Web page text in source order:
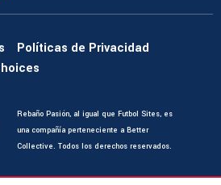
Políticas de Privacidad
Rebaño Pasión, al igual que Futbol Sites, es
una compañía perteneciente a Better
Collective. Todos los derechos reservados.